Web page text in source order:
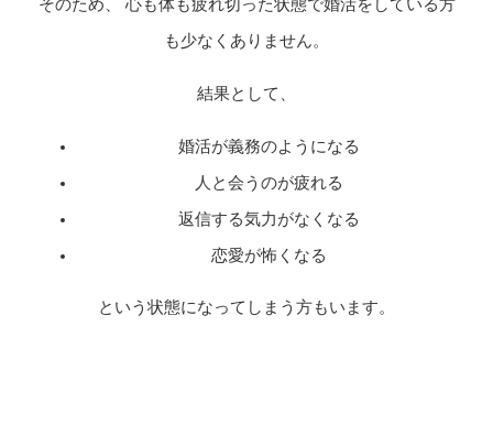
そのため、 心も体も疲れ切った状態で婚活をしている方
も少なくありません。
結果として、
婚活が義務のようになる
人と会うのが疲れる
返信する気力がなくなる
恋愛が怖くなる
という状態になってしまう方もいます。